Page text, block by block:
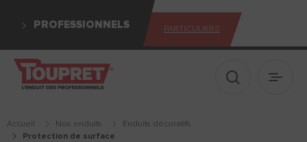
PROFESSIONNELS PARTICULIERS
Afficher le
Accueil Nos enduits
enduits décoratifs
protection de surface